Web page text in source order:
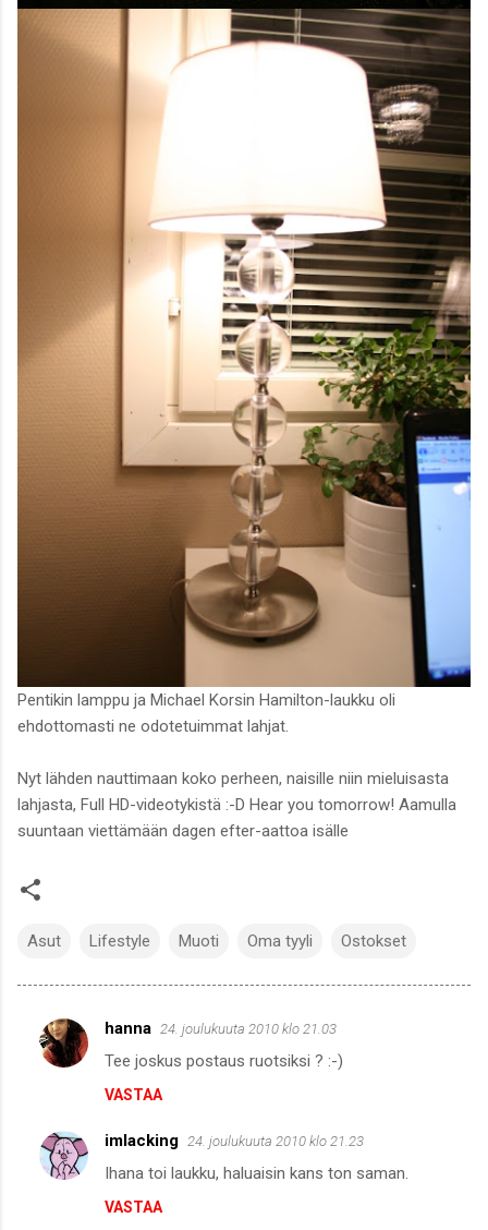
Pentikin lamppu ja Michael Korsin Hamilton-laukku oli
ehdottomasti ne odotetuimmat lahjat.
Nyt lähden nauttimaan koko perheen, naisille niin mieluisasta
lahjasta, Full HD-videotykistä :-D Hear you tomorrow! Aamulla
suuntaan viettämään dagen efter-aattoa isälle
Asut Lifestyle Muoti Oma tyyli Ostokset
K
o
m
e
hanna 24. joulukuuta 2010 klo 21.03
Tee joskus postaus ruotsiksi ? :-)
VASTAA
imlacking 24. joulukuuta 2010 klo 21.23
Ihana toi laukku, haluaisin kans ton saman.
VASTAA